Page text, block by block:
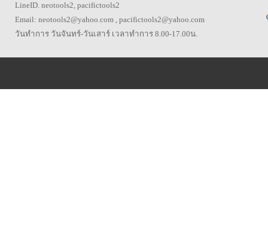
LineID. neotools2, pacifictools2
Email: neotools2@yahoo.com , pacifictools2@yahoo.com
วันทำการ วันจันทร์-วันเสาร์ เวลาทำการ 8.00-17.00น.